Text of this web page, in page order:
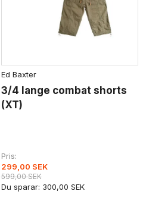
Ed Baxter
3/4 lange combat shorts
(XT)
Pris
299,00 SEK
599,00 SEK
Du sparar: 300,00 SEK